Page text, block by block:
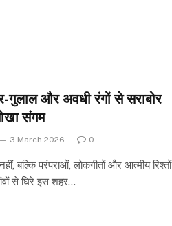
गुलाल और अवधी रंगों से सराबोर
संगम
3 March 2026 0
नहीं, बल्कि परंपराओं, लोकगीतों और आत्मीय रिश्तों
से घिरे इस शहर…